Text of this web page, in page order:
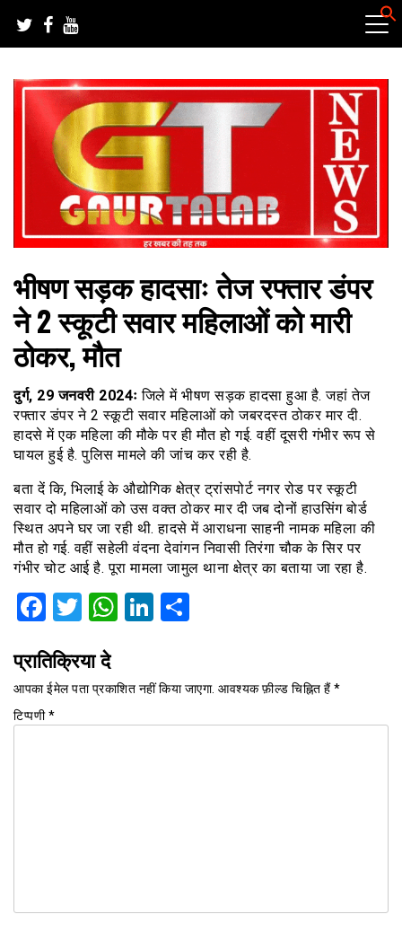
content
गौरतलब न्यूज
भीषण सड़क हादसाः तेज रफ्तार डंपर
ने 2 स्कूटी सवार महिलाओं को मारी
ठोकर, मौत
दुर्ग, 29 जनवरी 2024ःजिले में भीषण सड़क हादसा हुआ है. जहां तेज
रफ्तार डंपर ने 2 स्कूटी सवार महिलाओं को जबरदस्त ठोकर मार दी.
हादसे में एक महिला की मौके पर ही मौत हो गई. वहीं दूसरी गंभीर रूप से
घायल हुई है. पुलिस मामले की जांच कर रही है.
बता दें कि, भिलाई के औद्योगिक क्षेत्र ट्रांसपोर्ट नगर रोड पर स्कूटी
सवार दो महिलाओं को उस वक्त ठोकर मार दी जब दोनों हाउसिंग बोर्ड
स्थित अपने घर जा रही थी. हादसे में आराधना साहनी नामक महिला की
मौत हो गई. वहीं सहेली वंदना देवांगन निवासी तिरंगा चौक के सिर पर
गंभीर चोट आई है. पूरा मामला जामुल थाना क्षेत्र का बताया जा रहा है.
Facebook
Twitter
WhatsApp
LinkedIn
प्रातिक्रिया दे
आपका ईमेल पता प्रकाशित नहीं किया जाएगा. आवश्यक फ़ील्ड चिह्नित हैं*
टिप्पणी*